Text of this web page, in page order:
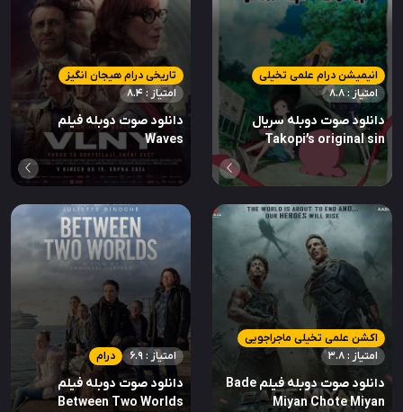
انیمیشن درام علمی تخیلی
امتیاز : 8.8
دانلود صوت دوبله سریال
Takopi’s original sin
تاریخی درام هیجان انگیز
امتیاز : 8.4
دانلود صوت دوبله فیلم
Waves
اکشن علمی تخیلی ماجراجویی
امتیاز : 3.8
دانلود صوت دوبله فیلم Bade
Miyan Chote Miyan
درام امتیاز : 6.9
دانلود صوت دوبله فیلم
Between Two Worlds